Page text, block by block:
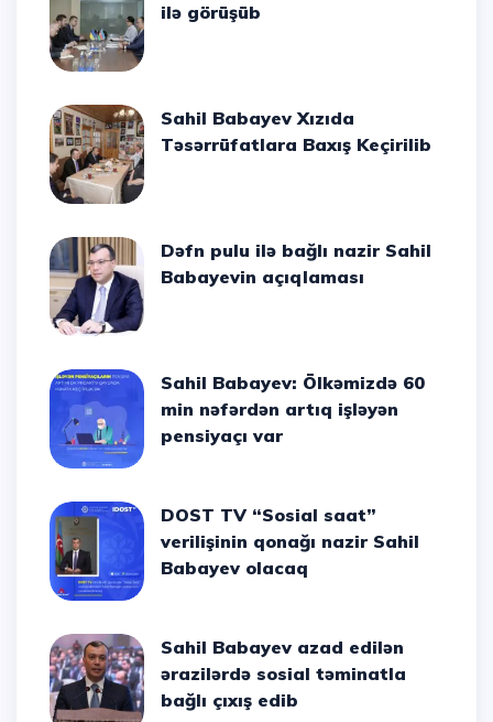
ilə görüşüb
Sahil Babayev Xızıda
Təsərrüfatlara Baxış Keçirilib
Dəfn pulu ilə bağlı nazir Sahil
Babayevin açıqlaması
Sahil Babayev: Ölkəmizdə 60
min nəfərdən artıq işləyən
pensiyaçı var
DOST TV “Sosial saat”
verilişinin qonağı nazir Sahil
Babayev olacaq
Sahil Babayev azad edilən
ərazilərdə sosial təminatla
bağlı çıxış edib